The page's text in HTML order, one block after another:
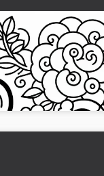
og Japansk
i kinesisk og
og fargelegg det....